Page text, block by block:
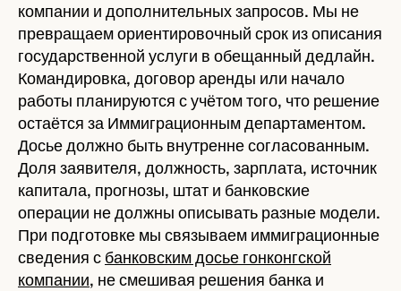
компании и дополнительных запросов. Мы не
превращаем ориентировочный срок из описания
государственной услуги в обещанный дедлайн.
Командировка, договор аренды или начало
работы планируются с учётом того, что решение
остаётся за Иммиграционным департаментом.
Досье должно быть внутренне согласованным.
Доля заявителя, должность, зарплата, источник
капитала, прогнозы, штат и банковские
операции не должны описывать разные модели.
При подготовке мы связываем иммиграционные
сведения с банковским досье гонконгской
компании, не смешивая решения банка и